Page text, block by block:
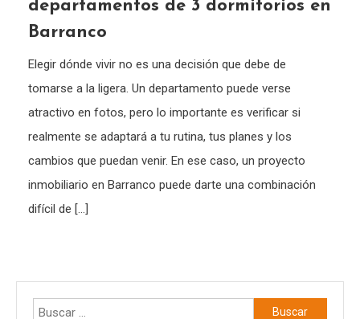
departamentos de 3 dormitorios en
Barranco
Elegir dónde vivir no es una decisión que debe de
tomarse a la ligera. Un departamento puede verse
atractivo en fotos, pero lo importante es verificar si
realmente se adaptará a tu rutina, tus planes y los
cambios que puedan venir. En ese caso, un proyecto
inmobiliario en Barranco puede darte una combinación
difícil de […]
Buscar: